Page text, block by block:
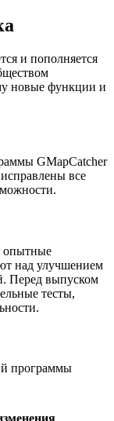
и пополняется
новые функции и
GMapCatcher
все
опытные
над улучшением
Перед выпуском
тесты,
программы